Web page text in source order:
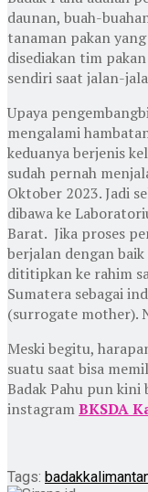
daunan, buah-
tanaman pakan
disediakan tim
sendiri saat jalan-
Upaya
mengalami
keduanya berjenis
sudah pernah
Oktober 2023. Jadi
dibawa ke
Barat. Jika proses
berjalan dengan
dititipkan ke rahim
Sumatera sebagai
(surrogate mother).
Meski begitu,
suatu saat bisa
Badak Pahu pun
instagramBKSDA
Tags: badak